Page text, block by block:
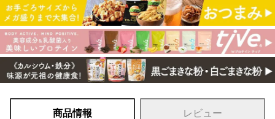
商品情報 レビュー